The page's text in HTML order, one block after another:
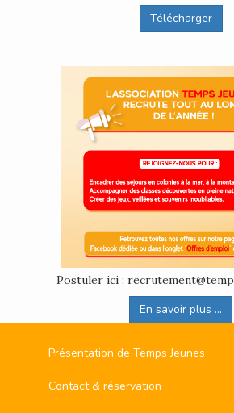
Télécharger
Postuler ici :
En savoir plus ...
Présentation de Temps Jeunes
Contact & réservation